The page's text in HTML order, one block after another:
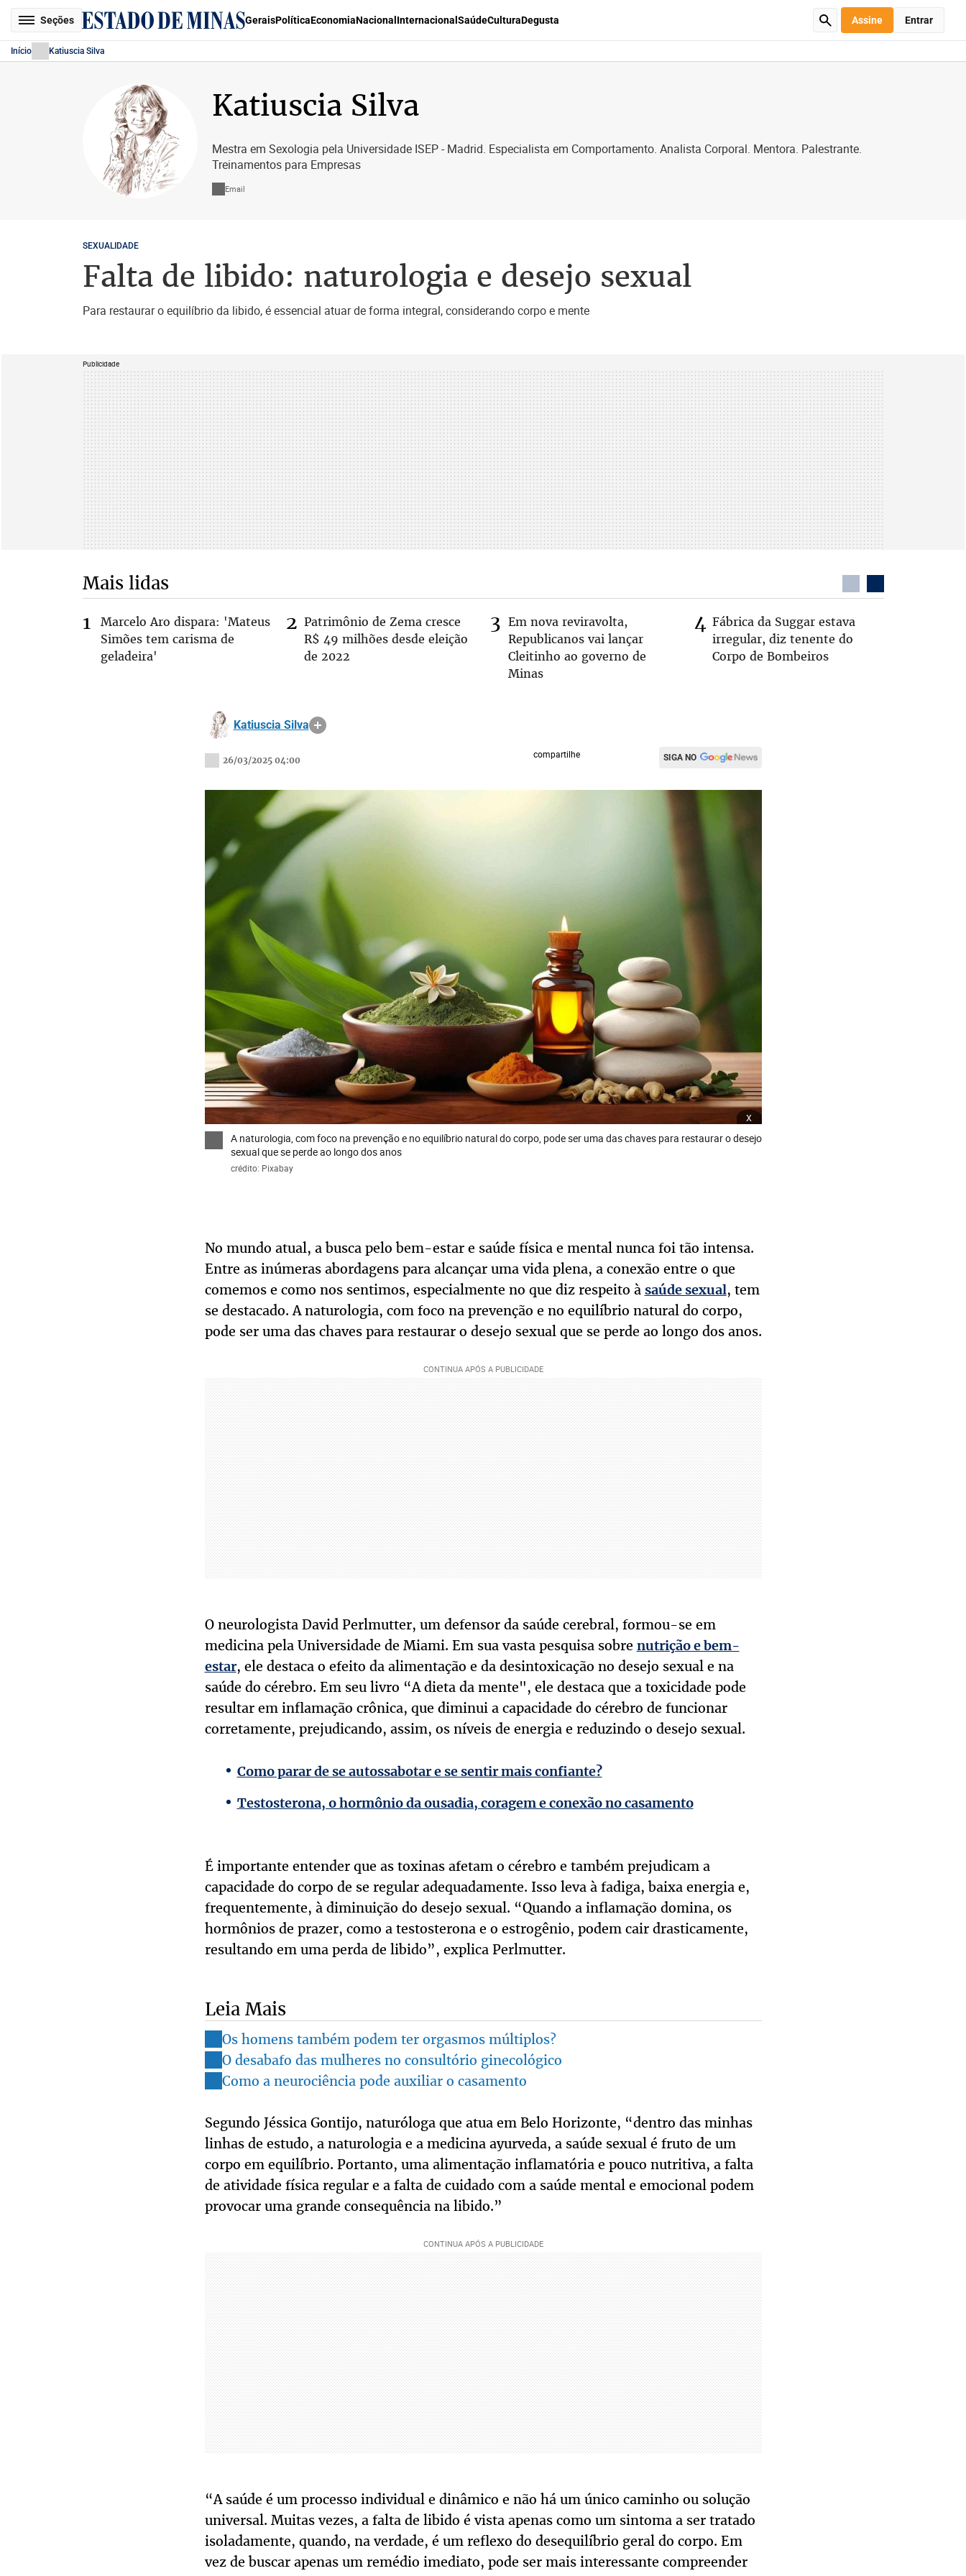
Seções GeraisPolíticaEconomiaNacional Internacional SaúdeCulturaDegusta Assine Entrar
Início Katiuscia Silva
Katiuscia Silva
Mestra em Sexologia pela Universidade ISEP - Madrid. Especialista em Comportamento. Analista Corporal. Mentora. Palestrante.
Treinamentos para Empresas
Email
SEXUALIDADE
Falta de libido: naturologia e desejo sexual
Para restaurar o equilíbrio da libido, é essencial atuar de forma integral, considerando corpo e mente
Publicidade
Mais lidas
Marcelo Aro dispara: 'Mateus
Simões tem carisma de
geladeira'
Patrimônio de Zema cresce
R$ 49 milhões desde eleição
de 2022
Em nova reviravolta,
Republicanos vai lançar
Cleitinho ao governo de
Minas
Fábrica da Suggar estava
irregular, diz tenente do
Corpo de Bombeiros
Katiuscia Silva
26/03/2025 04:00
compartilhe SIGA NO
x
A naturologia, com foco na prevenção e no equilíbrio natural do corpo, pode ser uma das chaves para restaurar o desejo
sexual que se perde ao longo dos anos
crédito: Pixabay
No mundo atual, a busca pelo bem-estar e saúde física e mental nunca foi tão intensa.
Entre as inúmeras abordagens para alcançar uma vida plena, a conexão entre o que
comemos e como nos sentimos, especialmente no que diz respeito à saúde sexual, tem
se destacado. A naturologia, com foco na prevenção e no equilíbrio natural do corpo,
pode ser uma das chaves para restaurar o desejo sexual que se perde ao longo dos anos.
O neurologista David Perlmutter, um defensor da saúde cerebral, formou-se em
medicina pela Universidade de Miami. Em sua vasta pesquisa sobre nutrição e bem-
estar, ele destaca o efeito da alimentação e da desintoxicação no desejo sexual e na
saúde do cérebro. Em seu livro “A dieta da mente", ele destaca que a toxicidade pode
resultar em inflamação crônica, que diminui a capacidade do cérebro de funcionar
corretamente, prejudicando, assim, os níveis de energia e reduzindo o desejo sexual.
Como parar de se autossabotar e se sentir mais confiante?
Testosterona, o hormônio da ousadia, coragem e conexão no casamento
É importante entender que as toxinas afetam o cérebro e também prejudicam a
capacidade do corpo de se regular adequadamente. Isso leva à fadiga, baixa energia e,
frequentemente, à diminuição do desejo sexual. “Quando a inflamação domina, os
hormônios de prazer, como a testosterona e o estrogênio, podem cair drasticamente,
resultando em uma perda de libido”, explica Perlmutter.
Leia Mais
Os homens também podem ter orgasmos múltiplos?
O desabafo das mulheres no consultório ginecológico
Como a neurociência pode auxiliar o casamento
Segundo Jéssica Gontijo, naturóloga que atua em Belo Horizonte, “dentro das minhas
linhas de estudo, a naturologia e a medicina ayurveda, a saúde sexual é fruto de um
corpo em equilíbrio. Portanto, uma alimentação inflamatória e pouco nutritiva, a falta
de atividade física regular e a falta de cuidado com a saúde mental e emocional podem
provocar uma grande consequência na libido.”
“A saúde é um processo individual e dinâmico e não há um único caminho ou solução
universal. Muitas vezes, a falta de libido é vista apenas como um sintoma a ser tratado
isoladamente, quando, na verdade, é um reflexo do desequilíbrio geral do corpo. Em
vez de buscar apenas um remédio imediato, pode ser mais interessante compreender